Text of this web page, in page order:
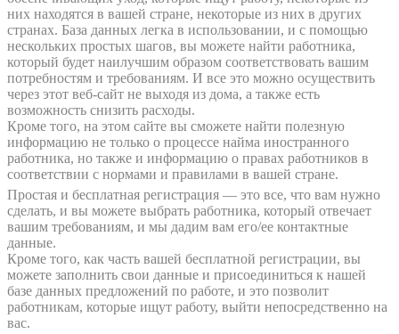
них находятся в вашей стране, некоторые из них в других
странах. База данных легка в использовании, и с помощью
нескольких простых шагов, вы можете найти работника,
который будет наилучшим образом соответствовать вашим
потребностям и требованиям. И все это можно осуществить
через этот веб-сайт не выходя из дома, а также есть
возможность снизить расходы.
Кроме того, на этом сайте вы сможете найти полезную
информацию не только о процессе найма иностранного
работника, но также и информацию о правах работников в
соответствии с нормами и правилами в вашей стране.
Простая и бесплатная регистрация — это все, что вам нужно
сделать, и вы можете выбрать работника, который отвечает
вашим требованиям, и мы дадим вам его/ее контактные
данные.
Кроме того, как часть вашей бесплатной регистрации, вы
можете заполнить свои данные и присоединиться к нашей
базе данных предложений по работе, и это позволит
работникам, которые ищут работу, выйти непосредственно на
вас.